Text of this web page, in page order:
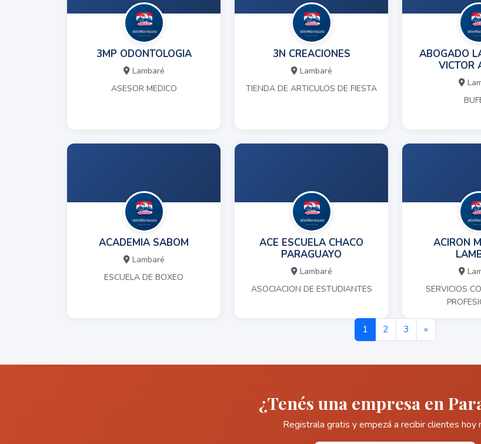
3MP ODONTOLOGIA
Lambaré
ASESOR MEDICO
3N CREACIONES
Lambaré
TIENDA DE ARTICULOS DE FIESTA
ABOGADO
VICTOR
ACADEMIA SABOM
Lambaré
ESCUELA DE BOXEO
ACE ESCUELA CHACO
PARAGUAYO
Lambaré
ASOCIACION DE ESTUDIANTES
ACIRON
SERVICIOS
1 2 3 »
¿Tenés una empresa en
Registrala gratis y empezá a recibir clientes hoy